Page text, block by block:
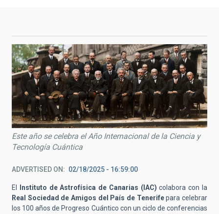
Este año se celebra el Año Internacional de la Ciencia y
Tecnología Cuántica
ADVERTISED ON 02/18/2025 - 16:59:00
El Instituto de Astrofísica de Canarias (IAC) colabora con la
Real Sociedad de Amigos del País de Tenerifepara celebrar
los 100 años de Progreso Cuántico con un ciclo de conferencias